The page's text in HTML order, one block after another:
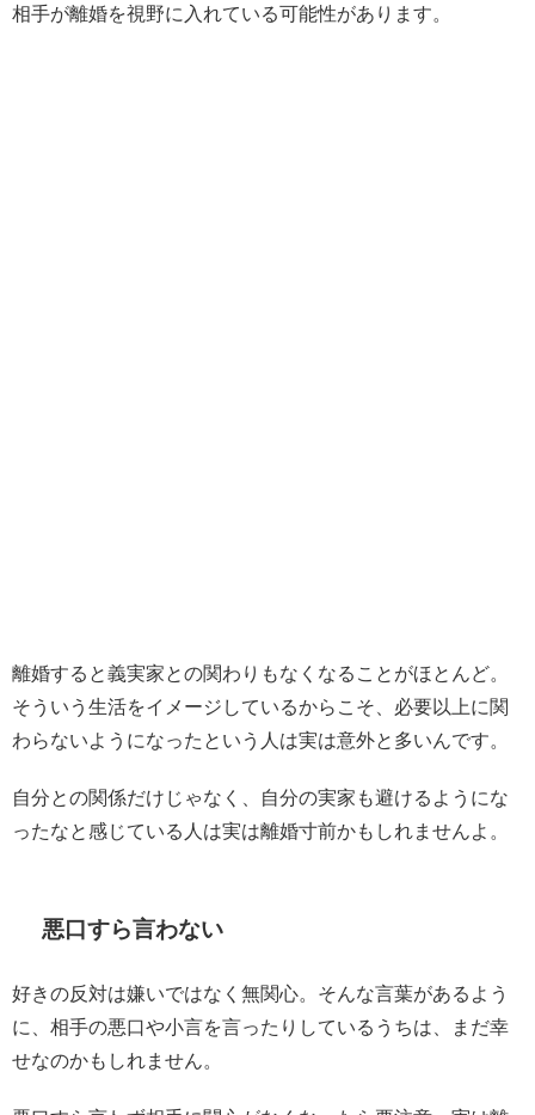
相手が離婚を視野に入れている可能性があります。
離婚すると義実家との関わりもなくなることがほとんど。
そういう生活をイメージしているからこそ、必要以上に関
わらないようになったという人は実は意外と多いんです。
自分との関係だけじゃなく、自分の実家も避けるようにな
ったなと感じている人は実は離婚寸前かもしれませんよ。
悪口すら言わない
好きの反対は嫌いではなく無関心。そんな言葉があるよう
に、相手の悪口や小言を言ったりしているうちは、まだ幸
せなのかもしれません。